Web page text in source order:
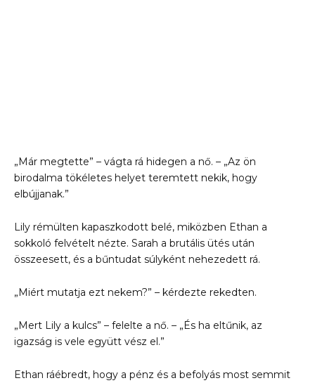
„Már megtette” – vágta rá hidegen a nő. – „Az ön
birodalma tökéletes helyet teremtett nekik, hogy
elbújjanak.”
Lily rémülten kapaszkodott belé, miközben Ethan a
sokkoló felvételt nézte. Sarah a brutális ütés után
összeesett, és a bűntudat súlyként nehezedett rá.
„Miért mutatja ezt nekem?” – kérdezte rekedten.
„Mert Lily a kulcs” – felelte a nő. – „És ha eltűnik, az
igazság is vele együtt vész el.”
Ethan ráébredt, hogy a pénz és a befolyás most semmit